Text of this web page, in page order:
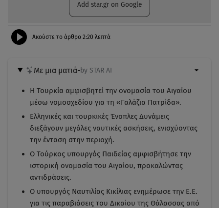
Add star.gr on Google
Ακούστε το άρθρο 2:20 λεπτά
Με μια ματιά-by STAR AI
Η Τουρκία αμφισβητεί την ονομασία του Αιγαίου
μέσω νομοσχεδίου για τη «Γαλάζια Πατρίδα».
Ελληνικές και τουρκικές Ένοπλες Δυνάμεις
διεξάγουν μεγάλες ναυτικές ασκήσεις, ενισχύοντας
την ένταση στην περιοχή.
Ο Τούρκος υπουργός Παιδείας αμφισβήτησε την
ιστορική ονομασία του Αιγαίου, προκαλώντας
αντιδράσεις.
Ο υπουργός Ναυτιλίας Κικίλιας ενημέρωσε την Ε.Ε.
για τις παραβιάσεις του Δικαίου της Θάλασσας από